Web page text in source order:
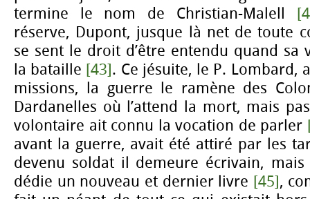
termine le nom de Christian-Malell
réserve, Dupont, jusque là net de toute
se sent le droit d’être entendu quand sa
la bataille [43]. Ce jésuite, le P. Lombard,
missions, la guerre le ramène des
Dardanelles où l’attend la mort, mais
volontaire ait connu la vocation de parler
avant la guerre, avait été attiré par les
devenu soldat il demeure écrivain, mais
dédie un nouveau et dernier livre [45],